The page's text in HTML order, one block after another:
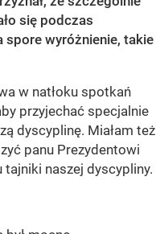
się podczas
spore wyróżnienie, takie
w natłoku spotkań
przyjechać specjalnie
dyscyplinę. Miałam też
panu Prezydentowi
naszej dyscypliny.